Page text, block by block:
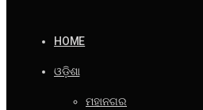
HOME
ଓଡ଼ିଶା
ମହାନଗର